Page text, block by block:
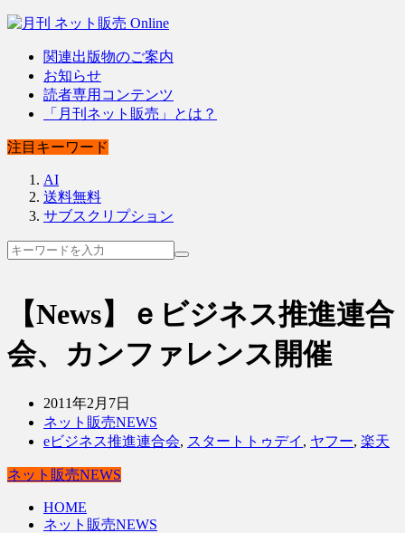
関連出版物のご案内
お知らせ
読者専用コンテンツ
「月刊ネット販売」とは？
注目キーワード
AI
送料無料
サブスクリプション
【News】ｅビジネス推進連合
会、カンファレンス開催
2011年2月7日
ネット販売NEWS
eビジネス推進連合会, スタートトゥデイ , ヤフー, 楽天
ネット販売NEWS
HOME
ネット販売NEWS